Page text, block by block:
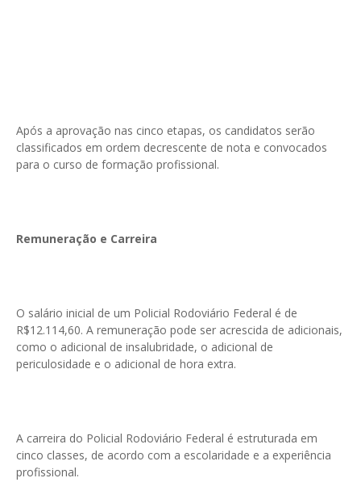
Após a aprovação nas cinco etapas, os candidatos serão
classificados em ordem decrescente de nota e convocados
para o curso de formação profissional.
Remuneração e Carreira
O salário inicial de um Policial Rodoviário Federal é de
R$12.114,60. A remuneração pode ser acrescida de adicionais,
como o adicional de insalubridade, o adicional de
periculosidade e o adicional de hora extra.
A carreira do Policial Rodoviário Federal é estruturada em
cinco classes, de acordo com a escolaridade e a experiência
profissional.